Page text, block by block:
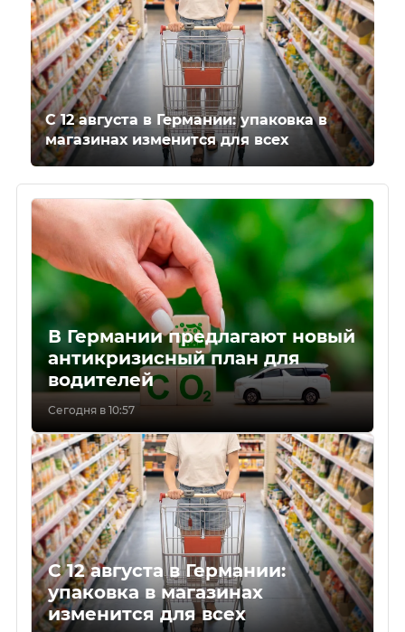
С 12 августа в Германии: упаковка в
магазинах изменится для всех
В Германии предлагают новый
антикризисный план для
водителей
Сегодня в 10:57
С 12 августа в Германии:
упаковка в магазинах
изменится для всех